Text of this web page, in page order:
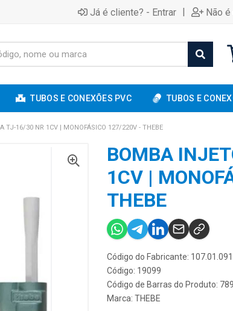
Já é cliente? - Entrar | Não
TUBOS E CONEXÕES PVC TUBOS E
TJ-16/30 NR 1CV | MONOFÁSICO 127/220V - THEBE
BOMBA
1CV |
THEBE
Código do Fabricante:
Código: 19099
Código de Barras do Produto:
Marca: THEBE